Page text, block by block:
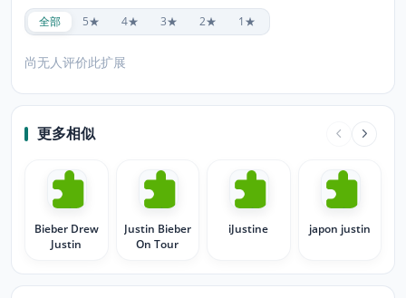
全部 5★ 4★ 3★ 2★ 1★
尚无人评价此扩展
更多相似
Bieber Drew
Justin
Justin Bieber
On Tour
iJustine japon justin